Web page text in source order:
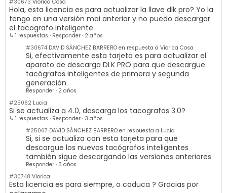
#30673 Viorica Cosa
Hola, esta licencia es para actualizar la llave dlk pro? Yo la
tengo en una versión mai anterior y no puedo descargar
el tacografo inteligente.
↳ 1 respuestas · Responder · 2 años
#30674
DAVID SÁNCHEZ BARRERO en respuesta a Viorica Cosa
Si, efectivamente esta tarjeta es para actualizar el
aparato de descarga DLK PRO para que descargue
tacógrafos inteligentes de primera y segunda
generación
Responder · 2 años
#25062 Lucia
Si se actualiza a 4.0, descarga los tacografos 3.0?
↳ 1 respuestas · Responder · 3 años
#25067
DAVID SÁNCHEZ BARRERO en respuesta a Lucia
Si, si se actualiza con esta tarjeta para que
descargue los nuevos tacógrafos inteligentes
también sigue descargando las versiones anteriores
Responder · 3 años
#30748 Viorica
Esta licencia es para siempre, o caduca ? Gracias por